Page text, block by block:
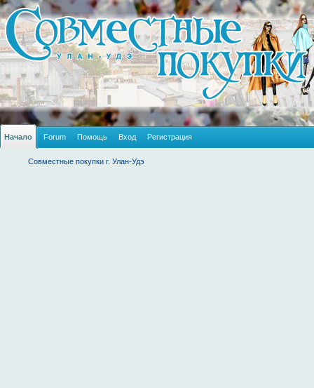
Начало Forum Помощь Вход Регистрация
Совместные покупки г. Улан-Удэ